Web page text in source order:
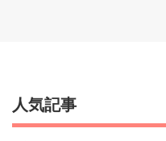
人気記事